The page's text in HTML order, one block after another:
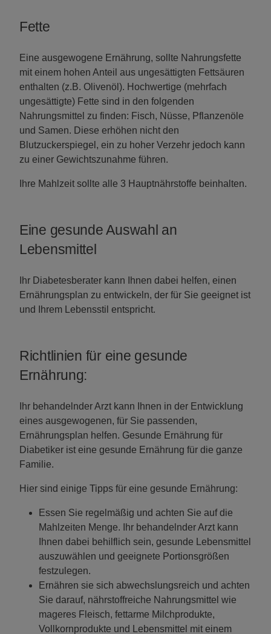
Fette
Eine ausgewogene Ernährung, sollte Nahrungsfette
mit einem hohen Anteil aus ungesättigten Fettsäuren
enthalten (z.B. Olivenöl). Hochwertige (mehrfach
ungesättigte) Fette sind in den folgenden
Nahrungsmittel zu finden: Fisch, Nüsse, Pflanzenöle
und Samen. Diese erhöhen nicht den
Blutzuckerspiegel, ein zu hoher Verzehr jedoch kann
zu einer Gewichtszunahme führen.
Ihre Mahlzeit sollte alle 3 Hauptnährstoffe beinhalten.
Eine gesunde Auswahl an
Lebensmittel
Ihr Diabetesberater kann Ihnen dabei helfen, einen
Ernährungsplan zu entwickeln, der für Sie geeignet ist
und Ihrem Lebensstil entspricht.
Richtlinien für eine gesunde
Ernährung:
Ihr behandelnder Arzt kann Ihnen in der Entwicklung
eines ausgewogenen, für Sie passenden,
Ernährungsplan helfen. Gesunde Ernährung für
Diabetiker ist eine gesunde Ernährung für die ganze
Familie.
Hier sind einige Tipps für eine gesunde Ernährung:
Essen Sie regelmäßig und achten Sie auf die
Mahlzeiten Menge. Ihr behandelnder Arzt kann
Ihnen dabei behilflich sein, gesunde Lebensmittel
auszuwählen und geeignete Portionsgrößen
festzulegen.
Ernähren sie sich abwechslungsreich und achten
Sie darauf, nährstoffreiche Nahrungsmittel wie
mageres Fleisch, fettarme Milchprodukte,
Vollkornprodukte und Lebensmittel mit einem